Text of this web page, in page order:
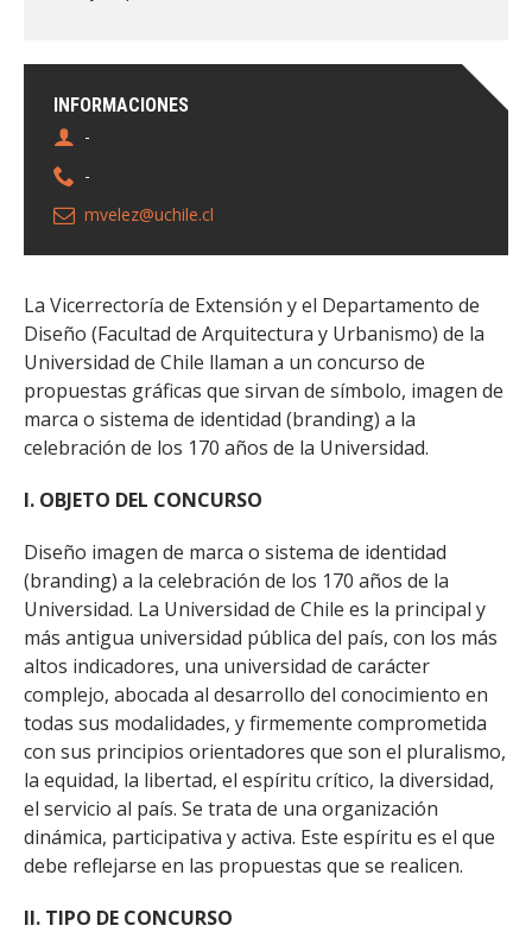
INFORMACIONES
-
-
mvelez@uchile.cl
La Vicerrectoría de Extensión y el Departamento de
Diseño (Facultad de Arquitectura y Urbanismo) de la
Uni­versidad de Chile llaman a un concurso de
propuestas gráficas que sirvan de símbolo, imagen de
marca o sistema de identidad (branding) a la
celebración de los 170 años de la Universidad.
I. OBJETO DEL CONCURSO
Diseño imagen de marca o sistema de identidad
(branding) a la celebración de los 170 años de la
Universidad. La Universidad de Chile es la principal y
más antigua universidad pública del país, con los más
altos indicadores, una universidad de carácter
complejo, abocada al desarrollo del conocimiento en
todas sus modalidades, y firmemente comprometida
con sus principios orientadores que son el pluralismo,
la equidad, la libertad, el espíritu crítico, la diversidad,
el servicio al país. Se trata de una organización
dinámica, participativa y activa. Este espíritu es el que
debe reflejarse en las propuestas que se realicen.
II. TIPO DE CONCURSO